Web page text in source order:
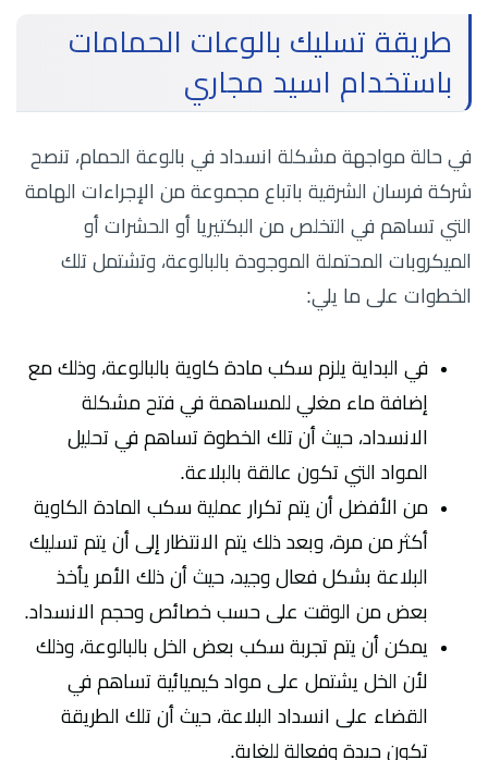
طريقة تسليك بالوعات الحمامات
باستخدام اسيد مجاري
في حالة مواجهة مشكلة انسداد في بالوعة الحمام، تنصح
شركة فرسان الشرقية باتباع مجموعة من الإجراءات الهامة
التي تساهم في التخلص من البكتيريا أو الحشرات أو
الميكروبات المحتملة الموجودة بالبالوعة، وتشتمل تلك
الخطوات على ما يلي:
في البداية يلزم سكب مادة كاوية بالبالوعة، وذلك مع
إضافة ماء مغلي للمساهمة في فتح مشكلة
الانسداد، حيث أن تلك الخطوة تساهم في تحليل
المواد التي تكون عالقة بالبلاعة.
من الأفضل أن يتم تكرار عملية سكب المادة الكاوية
أكثر من مرة، وبعد ذلك يتم الانتظار إلى أن يتم تسليك
البلاعة بشكل فعال وجيد، حيث أن ذلك الأمر يأخذ
بعض من الوقت على حسب خصائص وحجم الانسداد.
يمكن أن يتم تجربة سكب بعض الخل بالبالوعة، وذلك
لأن الخل يشتمل على مواد كيميائية تساهم في
القضاء على انسداد البلاعة، حيث أن تلك الطريقة
تكون جيدة وفعالة للغاية.